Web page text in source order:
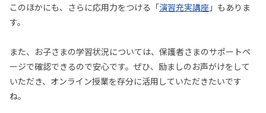
このほかにも、さらに応用力をつける「演習充実講座 」もありま
す。
また、お子さまの学習状況については、保護者さまのサポートペ
ージで確認できるので安心です。ぜひ、励ましのお声がけをして
いただき、オンライン授業を存分に活用していただきたいです
ね。